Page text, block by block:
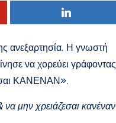
ανεξαρτησία. Η γνωστή
να χορεύει γράφοντας
ΚΑΝΕΝΑΝ».
μην χρειάζεσαι κανέναν